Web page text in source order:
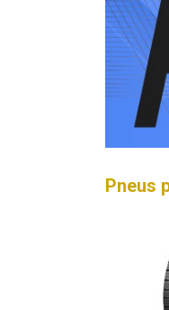
Pneus